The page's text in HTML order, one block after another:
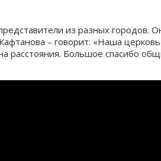
из разных городов.
– говорит: «Наша
расстояния. Большое спасибо